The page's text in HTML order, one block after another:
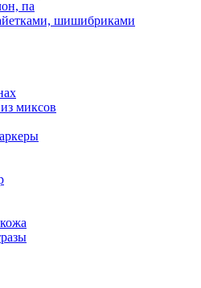
па
шишибриками
миксов